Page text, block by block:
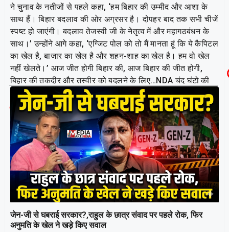
ने चुनाव के नतीजों से पहले कहा, ‘हम बिहार की उम्मीद और आशा के
साथ हैं। बिहार बदलाव की ओर अग्रसर है। दोपहर बाद तक सभी चीजें
स्पष्ट हो जाएंगी। बदलाव तेजस्वी जी के नेतृत्व में और महागठबंधन के
साथ।’ उन्होंने आगे कहा, ‘एग्जिट पोल को तो मैं मानता हूं कि ये कैपिटल
का खेल है, बाजार का खेल है और शहन-शाह का खेल है। हम वो खेल
नहीं खेलते।’ आज जीत होगी बिहार की, आज बिहार की जीत होगी,
बिहार की तकदीर और तस्वीर को बदलने के लिए…NDA चंद घंटो की
मेहमान है। आज दोपहर बाद ही NDA की विदाई बिहार से तय है।’
Related Post
जेन-जी से घबराई सरकार?,राहुल के छात्र संवाद पर पहले रोक, फिर
अनुमति के खेल ने खड़े किए सवाल